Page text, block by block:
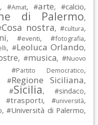
, #Amat, #arte, #calcio,
di Palermo,
Cosa nostra, #cultura,
, #eventi, #fotografia,
, #Leoluca Orlando,
, #musica, #Nuovo
#Partito Democratico,
#Regione Siciliana,
#Sicilia, #sindaco,
#trasporti, #università,
, #Università di Palermo,